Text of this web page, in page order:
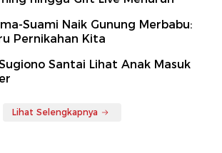
Suami Naik Gunung Merbabu:
Pernikahan Kita
Santai Lihat Anak Masuk
Lihat Selengkapnya